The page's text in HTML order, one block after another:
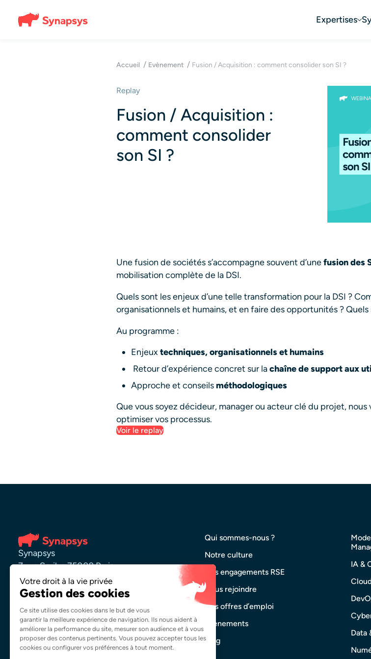
Expertises
Accueil Evènement Fusion / Acquisition : comment consolider son SI ?
Fusion / Acquisition :
comment consolider
son SI ?
Replay
Une fusion de sociétés s’accompagne souvent d’unefusion des
mobilisation complète de la DSI.
Quels sont les enjeux d’une telle transformation pour la DSI ?
organisationnels et humains, et en faire des opportunités ?
Au programme :
Enjeuxtechniques, organisationnels et humains
Retour d’expérience concret sur lachaîne de support aux
Approche et conseils méthodologiques
Que vous soyez décideur, manager ou acteur clé du projet,
optimiser vos processus.
Voir le replay
Synapsys
7 rue Scribe 75009 Paris
01 84 16 49 71
Contactez-nous
Qui sommes-nous ?
Notre culture
Nos engagements RSE
Nous rejoindre
Nos offres d’emploi
Évènements
Blog
IA &
Data